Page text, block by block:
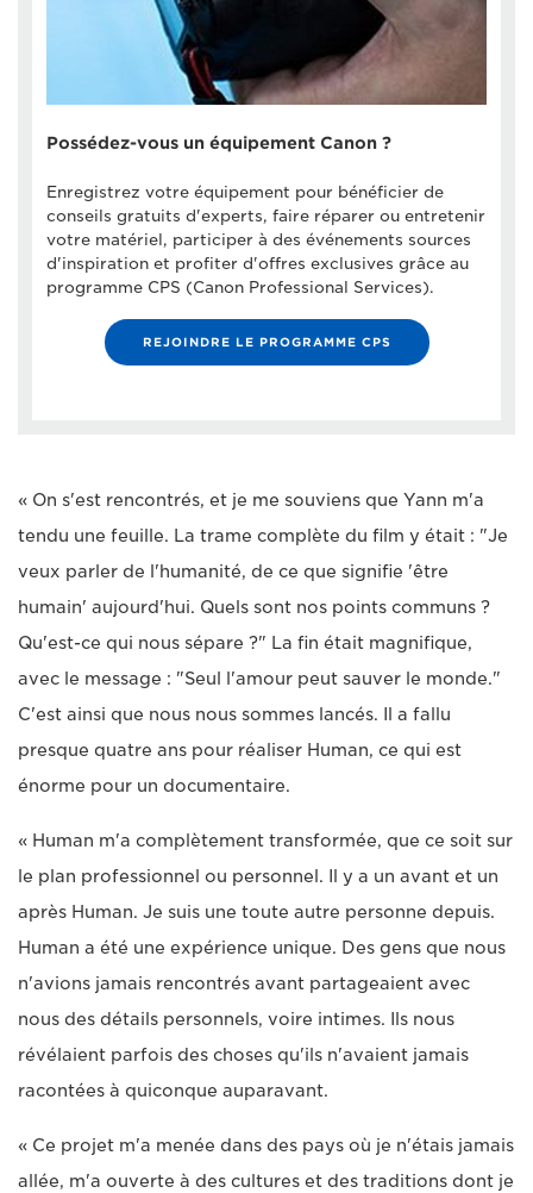
Possédez-vous un équipement Canon ?
Enregistrez votre équipement pour bénéficier de
conseils gratuits d'experts, faire réparer ou entretenir
votre matériel, participer à des événements sources
d'inspiration et profiter d'offres exclusives grâce au
programme CPS (Canon Professional Services).
REJOINDRE LE PROGRAMME CPS
« On s'est rencontrés, et je me souviens que Yann m'a
tendu une feuille. La trame complète du film y était : "Je
veux parler de l'humanité, de ce que signifie 'être
humain' aujourd'hui. Quels sont nos points communs ?
Qu'est-ce qui nous sépare ?" La fin était magnifique,
avec le message : "Seul l'amour peut sauver le monde."
C'est ainsi que nous nous sommes lancés. Il a fallu
presque quatre ans pour réaliser Human, ce qui est
énorme pour un documentaire.
« Human m'a complètement transformée, que ce soit sur
le plan professionnel ou personnel. Il y a un avant et un
après Human. Je suis une toute autre personne depuis.
Human a été une expérience unique. Des gens que nous
n'avions jamais rencontrés avant partageaient avec
nous des détails personnels, voire intimes. Ils nous
révélaient parfois des choses qu'ils n'avaient jamais
racontées à quiconque auparavant.
« Ce projet m'a menée dans des pays où je n'étais jamais
allée, m'a ouverte à des cultures et des traditions dont je